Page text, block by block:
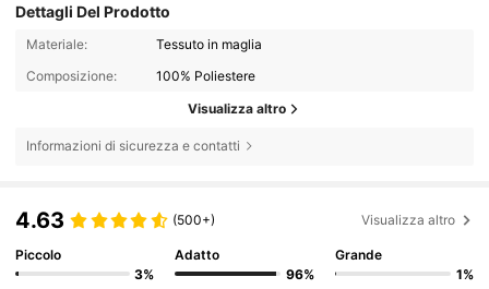
Dettagli Del Prodotto
Materiale:
Tessuto in maglia
Composizione:
100% Poliestere
Visualizza altro
Informazioni di sicurezza e contatti
4.63 (500+) Visualizza altro
Piccolo
3%
Adatto
96%
Grande
1%